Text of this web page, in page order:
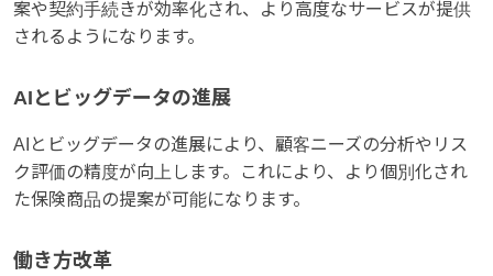
案や契約手続きが効率化され、より高度なサービスが提供
されるようになります。
AIとビッグデータの進展
AIとビッグデータの進展により、顧客ニーズの分析やリス
ク評価の精度が向上します。これにより、より個別化され
た保険商品の提案が可能になります。
働き方改革